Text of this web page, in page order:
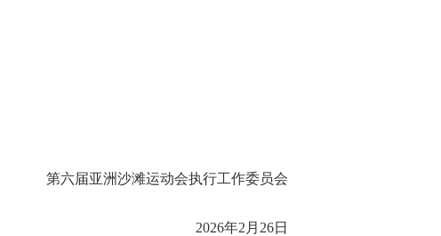
第六届亚洲沙滩运动会执行工作委员会
2026年2月26日